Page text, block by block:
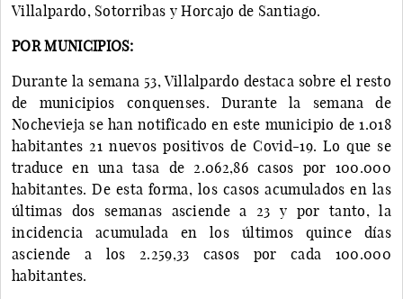
Villalpardo, Sotorribas y Horcajo de Santiago.
POR MUNICIPIOS:
Durante la semana 53, Villalpardo destaca sobre el resto
de municipios conquenses. Durante la semana de
Nochevieja se han notificado en este municipio de 1.018
habitantes 21 nuevos positivos de Covid-19. Lo que se
traduce en una tasa de 2.062,86 casos por 100.000
habitantes. De esta forma, los casos acumulados en las
últimas dos semanas asciende a 23 y por tanto, la
incidencia acumulada en los últimos quince días
asciende a los 2.259,33 casos por cada 100.000
habitantes.